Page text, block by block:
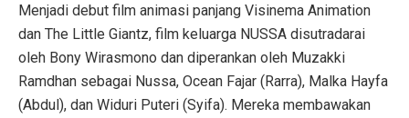
Menjadi debut film animasi panjang Visinema Animation
dan The Little Giantz, film keluarga NUSSA disutradarai
oleh Bony Wirasmono dan diperankan oleh Muzakki
Ramdhan sebagai Nussa, Ocean Fajar (Rarra), Malka Hayfa
(Abdul), dan Widuri Puteri (Syifa). Mereka membawakan